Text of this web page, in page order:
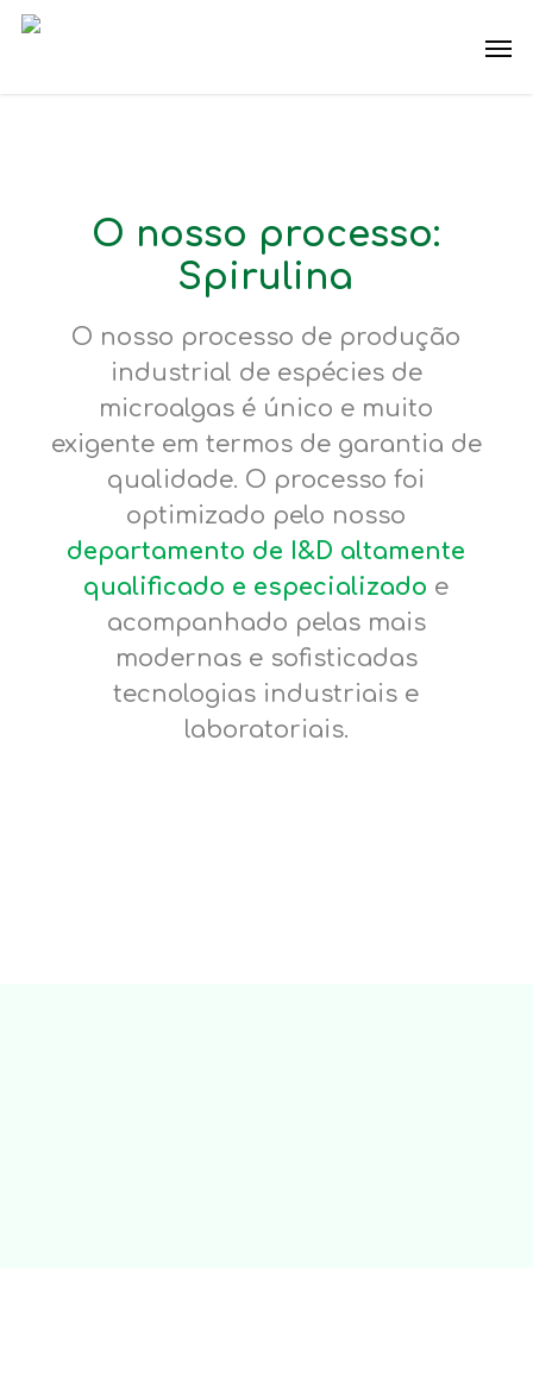
Skip
O nosso processo:
Spirulina
O nosso processo de produção
industrial de espécies de
microalgas é único e muito
exigente em termos de garantia de
qualidade. O processo foi
optimizado pelo nosso
departamento de I&D altamente
qualificado e especializado e
acompanhado pelas mais
modernas e sofisticadas
tecnologias industriais e
laboratoriais.